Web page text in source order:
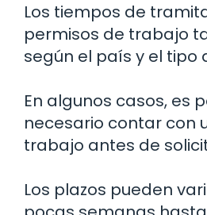
Los tiempos de
permisos de trabajo
según el país y el tipo
En algunos casos, es
necesario contar con
trabajo antes de
Los plazos pueden